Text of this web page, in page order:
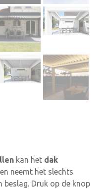
kan het dak
en neemt het slechts
beslag. Druk op de knop